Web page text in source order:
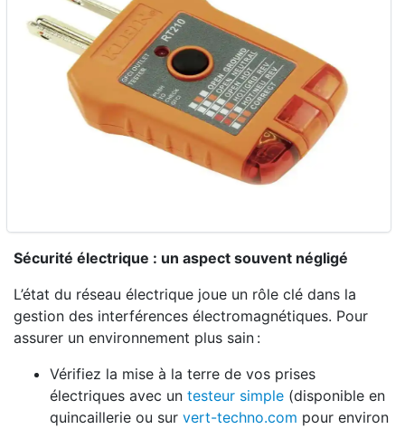
Sécurité électrique : un aspect souvent négligé
L’état du réseau électrique joue un rôle clé dans la
gestion des interférences électromagnétiques. Pour
assurer un environnement plus sain :
Vérifiez la mise à la terre de vos prises
électriques avec un testeur simple (disponible en
quincaillerie ou sur vert-techno.com pour environ